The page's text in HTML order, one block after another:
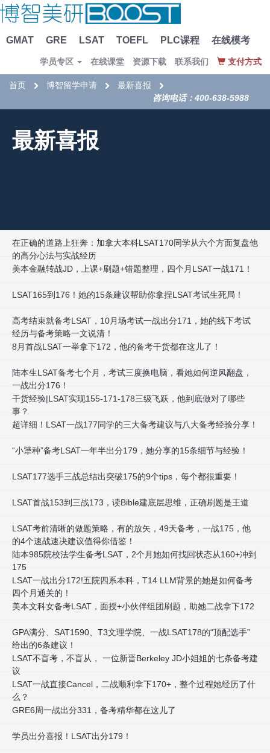
GMAT GRE LSAT TOEFL PLC课程 在线模考
学员专区 在线课堂 资源下载 联系我们 支付方式
首页 博智留学申请
最新喜报
咨询电话：400-638-5988
最新喜报
在正确的道路上狂奔：加拿大本科LSAT170同学从六个方面复盘他
的高分心法与实战经历
美本金融转战JD，上课+刷题+错题整理，四个月LSAT一战171！
LSAT165到176！她的15条建议帮助你拿捏LSAT考试生死局！
高考结束就备考LSAT，10月场考试一战出分171，她的线下考试
经历与备考策略一文说清！
8月首战LSAT一举拿下172，他的备考干货都在这儿了！
陆本生LSAT备考七个月，考试三度换电脑，看她如何逆风翻盘，
一战出分176！
干货经验|LSAT实现155-171-178三级飞跃，他到底做对了哪些
事？
超详细！LSAT一战177同学的三大备考建议与八大备考经验分享！
“小犟种”备考LSAT一年半出分179，她分享的15条细节与经验！
LSAT177选手三战总结出突破175的9个tips，每个都很重要！
LSAT首战153到三战173，读Bible建底层思维，正确刷题是王道
LSAT考前清晰的做题策略，有的放矢，49天备考，一战175，他
的4个速战速决建议值得你借鉴！
陆本985院校法学生备考LSAT，2个月她如何找回状态从160+冲到
175
LSAT一战出分172!五院四系本科，T14 LLM背景的她是如何备考
四个月通关的！
美本文科女备考LSAT，面授+小伙伴组团刷题，助她二战拿下172
GPA满分、SAT1590、T3文理学院、一战LSAT178的“顶配选手”
给出的6条建议！
LSAT不盲考，不盲从， 一位新晋Berkeley JD小姐姐的七条备考建
议
LSAT一战直接Cancel，二战顺利拿下170+，整个过程她经历了什
么？
GRE6周一战出分331，备考精华都在这儿了
学员出分喜报！LSAT出分179！